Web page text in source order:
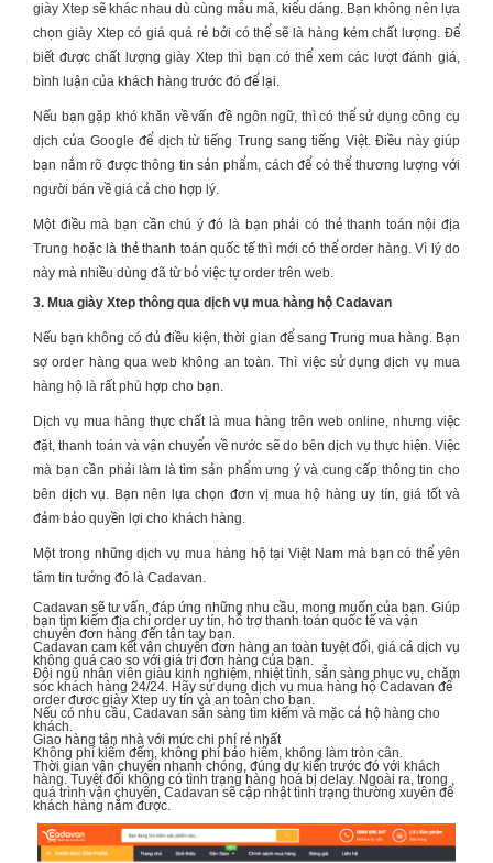
giày Xtep sẽ khác nhau dù cùng mẫu mã, kiểu dáng. Bạn không nên lựa
chọn giày Xtepcó giá quá rẻ bởi có thể sẽ là hàng kém chất lượng. Để
biết được chất lượnggiày Xtepthì bạn có thể xem các lượt đánh giá,
bình luận của khách hàng trước đó để lại.
Nếu bạn gặp khó khăn về vấn đề ngôn ngữ, thì có thể sử dụng công cụ
dịch của Google để dịch từ tiếng Trung sang tiếng Việt. Điều này giúp
bạn nắm rõ được thông tin sản phẩm, cách để có thể thương lượng với
người bán về giá cả cho hợp lý.
Một điều mà bạn cần chú ý đó là bạn phải có thẻ thanh toán nội địa
Trung hoặc là thẻ thanh toán quốc tế thì mới có thể order hàng. Vì lý do
này mà nhiều dùng đã từ bỏ việc tự order trên web.
3. Mua giày Xtep thông qua dịch vụ mua hàng hộ Cadavan
Nếu bạn không có đủ điều kiện, thời gian để sang Trung mua hàng. Bạn
sợ order hàng qua web không an toàn. Thì việc sử dụng dịch vụ mua
hàng hộ là rất phù hợp cho bạn.
Dịch vụ mua hàng thực chất là mua hàng trên web online, nhưng việc
đặt, thanh toán và vận chuyển về nước sẽ do bên dịch vụ thực hiện. Việc
mà bạn cần phải làm là tìm sản phẩm ưng ý và cung cấp thông tin cho
bên dịch vụ. Bạn nên lựa chọn đơn vị mua hộ hàng uy tín, giá tốt và
đảm bảo quyền lợi cho khách hàng.
Một trong những dịch vụ mua hàng hộ tại Việt Nam mà bạn có thể yên
tâm tin tưởng đó là Cadavan.
Cadavan sẽ tư vấn, đáp ứng những nhu cầu, mong muốn của bạn. Giúp
bạn tìm kiếm địa chỉ order uy tín, hỗ trợ thanh toán quốc tế và vận
chuyển đơn hàng đến tận tay bạn.
Cadavan cam kết vận chuyển đơn hàng an toàn tuyệt đối, giá cả dịch vụ
không quá cao so với giá trị đơn hàng của bạn.
Đội ngũ nhân viên giàu kinh nghiệm, nhiệt tình, sẵn sàng phục vụ, chăm
sóc khách hàng 24/24. Hãy sử dụng dịch vụ mua hàng hộ Cadavan để
order được giày Xtep uy tín và an toàn cho bạn.
Nếu có nhu cầu, Cadavan sẵn sàng tìm kiếm và mặc cả hộ hàng cho
khách.
Giao hàng tận nhà với mức chi phí rẻ nhất
Không phí kiểm đếm, không phí bảo hiểm, không làm tròn cân.
Thời gian vận chuyển nhanh chóng, đúng dự kiến trước đó với khách
hàng. Tuyệt đối không có tình trạng hàng hoá bị delay. Ngoài ra, trong
quá trình vận chuyển, Cadavan sẽ cập nhật tình trạng thường xuyên để
khách hàng nắm được.